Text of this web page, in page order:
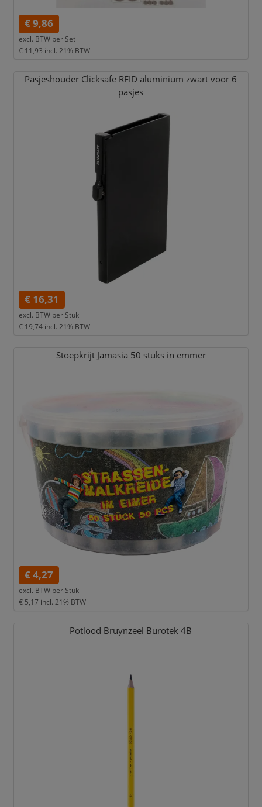
€ 9,86
excl. BTW per Set
€ 11,93 incl. 21% BTW
Pasjeshouder Clicksafe RFID aluminium zwart voor 6
pasjes
€ 16,31
excl. BTW per Stuk
€ 19,74 incl. 21% BTW
Stoepkrijt Jamasia 50 stuks in emmer
€ 4,27
excl. BTW per Stuk
€ 5,17 incl. 21% BTW
Potlood Bruynzeel Burotek 4B